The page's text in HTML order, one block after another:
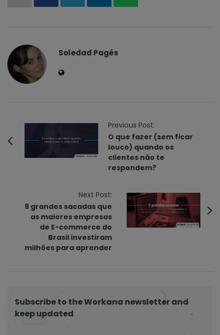
Soledad Pagés
Previous Post:
O que fazer (sem ficar
louco) quando os
clientes não te
respondem?
Next Post:
9 grandes sacadas que
as maiores empresas
de E-commerce do
Brasil investiram
milhões para aprender
Subscribe to the Workana newsletter and
keep updated